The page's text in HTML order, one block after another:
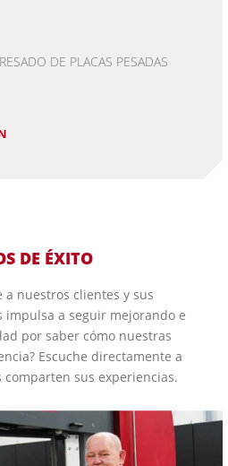
DE PLACAS PESADAS
DE ÉXITO
nuestros clientes y sus
impulsa a seguir mejorando e
por saber cómo nuestras
Escuche directamente a
sus experiencias.